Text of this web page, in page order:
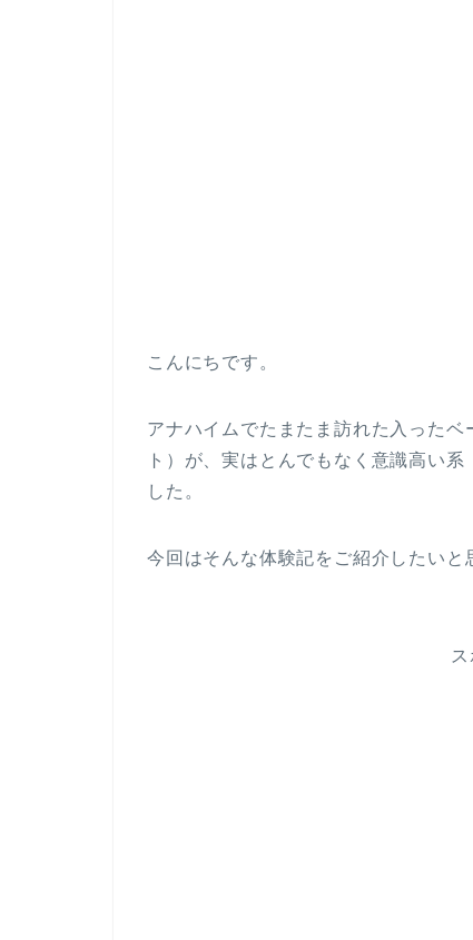
こんにちです。
アナハイムでたまたま訪れた入った
ト）が、実はとんでもなく意識高い
した。
今回はそんな体験記をご紹介したいと